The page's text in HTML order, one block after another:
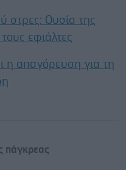
στρες: Ουσία της
εφιάλτες
η απαγόρευση για τη
πάγκρεας